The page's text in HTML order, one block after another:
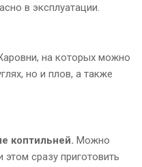
в эксплуатации.
на которых можно
но и плов, а также
коптильней. Можно
сразу приготовить